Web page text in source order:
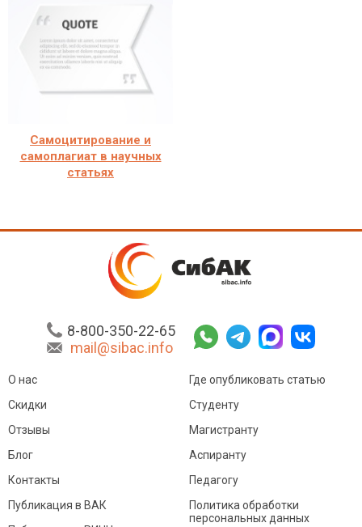
Самоцитирование и
самоплагиат в научных
статьях
8-800-350-22-65
mail@sibac.info
О нас
Скидки
Отзывы
Блог
Контакты
Где опубликовать статью
Студенту
Магистранту
Аспиранту
Педагогу
Публикация в ВАК
Политика обработки
персональных данных